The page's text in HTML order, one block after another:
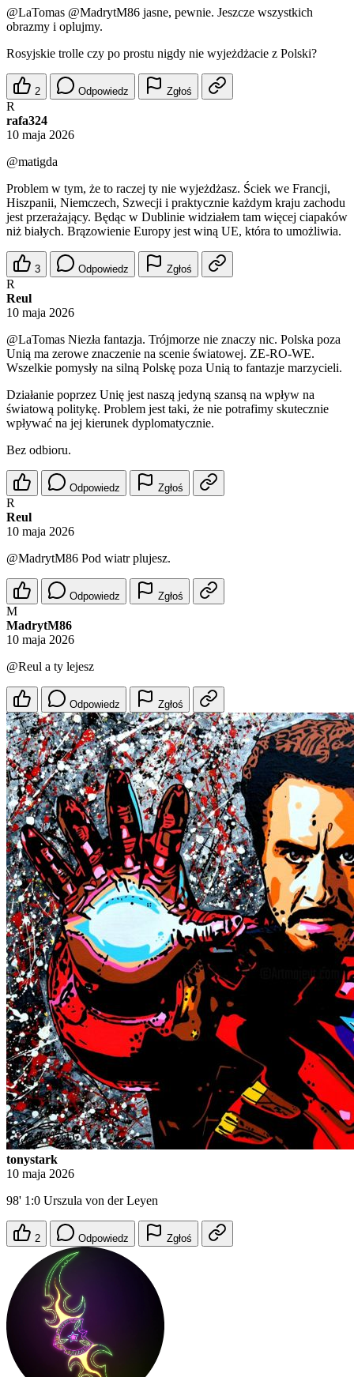
@LaTomas @MadrytM86 jasne, pewnie. Jeszcze wszystkich
obrazmy i oplujmy.
Rosyjskie trolle czy po prostu nigdy nie wyjeżdżacie z Polski?
2 Odpowiedz Zgłoś
R
rafa324
10 maja 2026
@matigda
Problem w tym, że to raczej ty nie wyjeżdżasz. Ściek we Francji,
Hiszpanii, Niemczech, Szwecji i praktycznie każdym kraju zachodu
jest przerażający. Będąc w Dublinie widziałem tam więcej ciapaków
niż białych. Brązowienie Europy jest winą UE, która to umożliwia.
3 Odpowiedz Zgłoś
R
Reul
10 maja 2026
@LaTomas Niezła fantazja. Trójmorze nie znaczy nic. Polska poza
Unią ma zerowe znaczenie na scenie światowej. ZE-RO-WE.
Wszelkie pomysły na silną Polskę poza Unią to fantazje marzycieli.
Działanie poprzez Unię jest naszą jedyną szansą na wpływ na
światową politykę. Problem jest taki, że nie potrafimy skutecznie
wpływać na jej kierunek dyplomatycznie.
Bez odbioru.
Odpowiedz Zgłoś
R
Reul
10 maja 2026
@MadrytM86 Pod wiatr plujesz.
Odpowiedz Zgłoś
M
MadrytM86
10 maja 2026
@Reul a ty lejesz
Odpowiedz Zgłoś
tonystark
10 maja 2026
98' 1:0 Urszula von der Leyen
2 Odpowiedz Zgłoś